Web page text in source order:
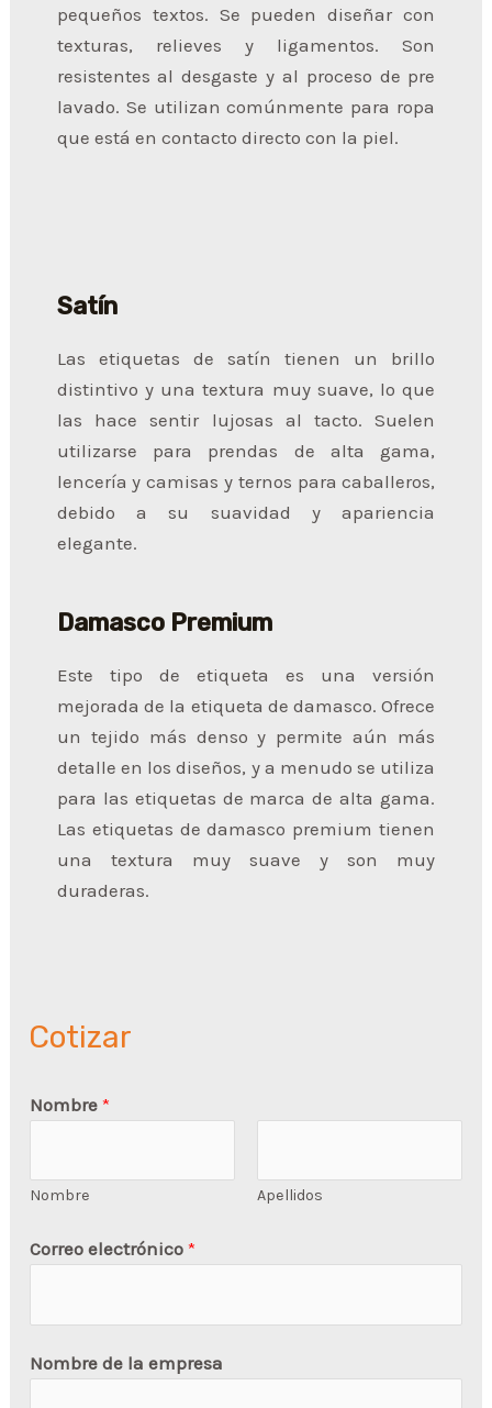
pequeños textos. Se pueden diseñar con
texturas, relieves y ligamentos. Son
resistentes al desgaste y al proceso de pre
lavado. Se utilizan comúnmente para ropa
que está en contacto directo con la piel.
Satín
Las etiquetas de satín tienen un brillo
distintivo y una textura muy suave, lo que
las hace sentir lujosas al tacto. Suelen
utilizarse para prendas de alta gama,
lencería y camisas y ternos para caballeros,
debido a su suavidad y apariencia
elegante.
Damasco Premium
Este tipo de etiqueta es una versión
mejorada de la etiqueta de damasco. Ofrece
un tejido más denso y permite aún más
detalle en los diseños, y a menudo se utiliza
para las etiquetas de marca de alta gama.
Las etiquetas de damasco premium tienen
una textura muy suave y son muy
duraderas.
Cotizar
Nombre*
Nombre Apellidos
Correo electrónico*
Nombre de la empresa